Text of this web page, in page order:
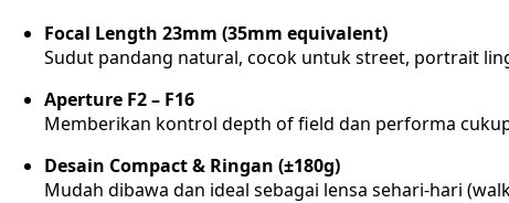
Focal Length 23mm (35mm equivalent)
Sudut pandang natural, cocok untuk street, portrait
Aperture F2 – F16
Memberikan kontrol depth of field dan performa
Desain Compact & Ringan (±180g)
Mudah dibawa dan ideal sebagai lensa sehari-hari